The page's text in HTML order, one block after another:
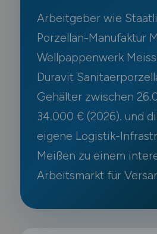
Arbeitgeber wie
Porzellan-Manufaktur
Wellpappenwerk
Duravit
Gehälter zwischen
34.000 € (2026). und
eigene Logistik-
Meißen zu einem
Arbeitsmarkt für